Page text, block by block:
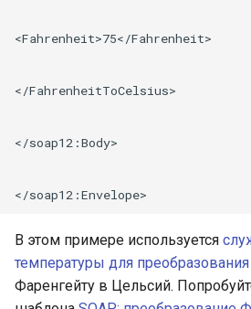
<Fahrenheit>75</Fahrenheit>
</FahrenheitToCelsius>
</soap12:Body>
В этом примере используется
температуры для преобразования
Фаренгейту в Цельсий.